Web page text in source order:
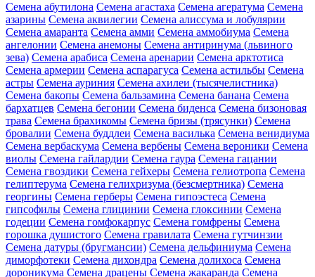
Семена абутилона Семена агастаха Семена агератума Семена
азарины Семена аквилегии Семена алиссума и лобулярии
Семена амаранта Семена амми Семена аммобиума Семена
ангелонии Семена анемоны Семена антиринума (львиного
зева) Семена арабиса Семена аренарии Семена арктотиса
Семена армерии Семена аспарагуса Семена астильбы Семена
астры Семена ауриния Семена ахилеи (тысячелистника)
Семена бакопы Семена бальзамина Семена банана Семена
бархатцев Семена бегонии Семена биденса Семена бизоновая
трава Семена брахикомы Семена бризы (трясунки) Семена
бровалии Семена буддлеи Семена василька Семена венидиума
Семена вербаскума Семена вербены Семена вероники Семена
виолы Семена гайлардии Семена гаура Семена гацании
Семена гвоздики Семена гейхеры Семена гелиотропа Семена
гелиптерума Семена гелихризума (безсмертника) Семена
георгины Семена герберы Семена гипоэстеса Семена
гипсофилы Семена глицинии Семена глоксинии Семена
годеции Семена гомфокарпус Семена гомфрены Семена
горошка душистого Семена гравилата Семена гутчинзии
Семена датуры (бругмансии) Семена дельфиниума Семена
диморфотеки Семена дихондра Семена долихоса Семена
дороникума Семена драцены Семена жакаранда Семена